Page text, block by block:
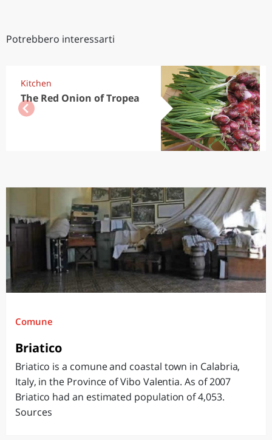
Potrebbero interessarti
Kitchen
The Red Onion of Tropea
Comune
Briatico
Briatico is a comune and coastal town in Calabria,
Italy, in the Province of Vibo Valentia. As of 2007
Briatico had an estimated population of 4,053.
Sources